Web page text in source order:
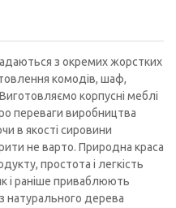
з окремих жорстких
комодів, шаф,
корпусні меблі
переваги виробництва
в якості сировини
не варто. Природна краса
простота і легкість
і раніше приваблюють
з натурального дерева